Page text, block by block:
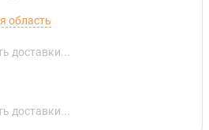
область
доставки...
доставки...